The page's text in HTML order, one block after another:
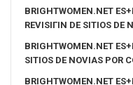
BRIGHTWOMEN.NET
REVISIГІN DE SITIOS DE
BRIGHTWOMEN.NET
SITIOS DE NOVIAS POR
BRIGHTWOMEN.NET